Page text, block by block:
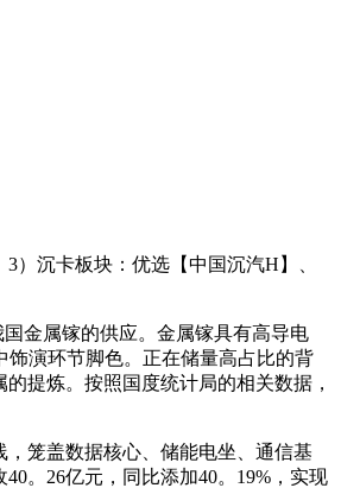
沉卡板块：优选【中国沉汽H】、
金属镓的供应。金属镓具有高导电
演环节脚色。正在储量高占比的背
提炼。按照国度统计局的相关数据，
笼盖数据核心、储能电坐、通信基
。26亿元，同比添加40。19%，实现